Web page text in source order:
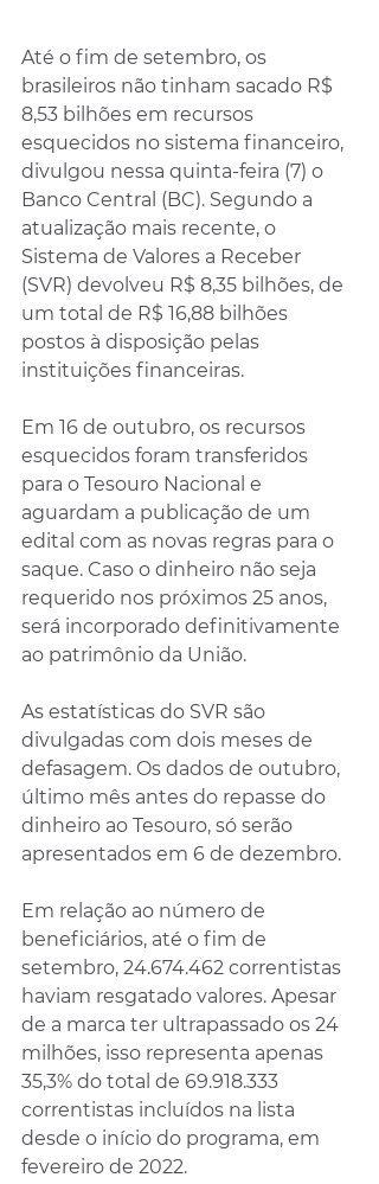
Até o fim de setembro, os
brasileiros não tinham sacado R$
8,53 bilhões em recursos
esquecidos no sistema financeiro,
divulgou nessa quinta-feira (7) o
Banco Central (BC). Segundo a
atualização mais recente, o
Sistema de Valores a Receber
(SVR) devolveu R$ 8,35 bilhões, de
um total de R$ 16,88 bilhões
postos à disposição pelas
instituições financeiras.
Em 16 de outubro, os recursos
esquecidos foram transferidos
para o Tesouro Nacional e
aguardam a publicação de um
edital com as novas regras para o
saque. Caso o dinheiro não seja
requerido nos próximos 25 anos,
será incorporado definitivamente
ao patrimônio da União.
As estatísticas do SVR são
divulgadas com dois meses de
defasagem. Os dados de outubro,
último mês antes do repasse do
dinheiro ao Tesouro, só serão
apresentados em 6 de dezembro.
Em relação ao número de
beneficiários, até o fim de
setembro, 24.674.462 correntistas
haviam resgatado valores. Apesar
de a marca ter ultrapassado os 24
milhões, isso representa apenas
35,3% do total de 69.918.333
correntistas incluídos na lista
desde o início do programa, em
fevereiro de 2022.